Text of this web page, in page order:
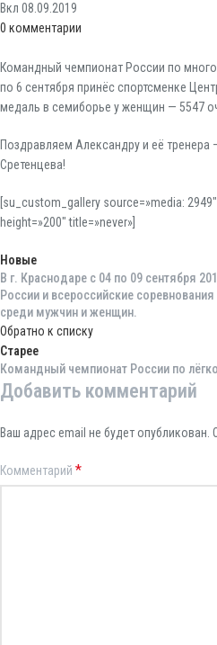
Вкл 08.09.2019
0 комментарии
Командный чемпионат России по
по 6 сентября принёс спортсменке
медаль в семиборье у женщин — 5547
Поздравляем Александру и её тренера
Сретенцева!
[su_custom_gallery source=»media:
height=»200″ title=»never»]
Новые
В г. Краснодаре с 04 по 09 сентября
России и всероссийские
среди мужчин и женщин.
Обратно к списку
Старее
Командный чемпионат России по
Добавить комментарий
Ваш адрес email не будет опубликован.
Комментарий *